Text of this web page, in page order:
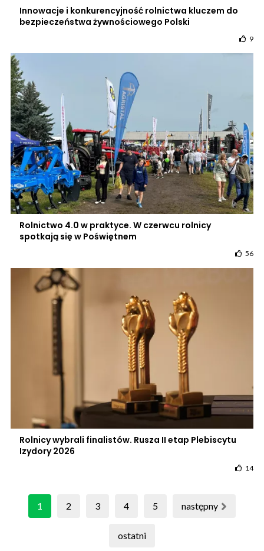
Innowacje i konkurencyjność rolnictwa kluczem do
bezpieczeństwa żywnościowego Polski
9
Rolnictwo 4.0 w praktyce. W czerwcu rolnicy
spotkają się w Poświętnem
56
Rolnicy wybrali finalistów. Rusza II etap Plebiscytu
Izydory 2026
14
1 2 3 4 5 następny
ostatni